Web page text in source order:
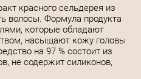
красного сельдерея из
волосы. Формула продукта
которые обладают
насыщают кожу головы
на 97 % состоит из
не содержит силиконов,